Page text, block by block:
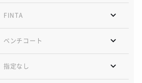
FINTA
ベンチコート